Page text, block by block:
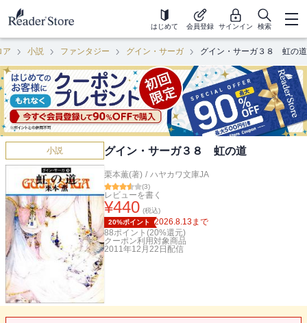
はじめて 会員登録 サインイン 検索
ア 小説 ファンタジー グイン・サーガ グイン・サーガ３８ 虹の道
小説 グイン・サーガ３８ 虹の道
栗本薫(著) / ハヤカワ文庫JA
(3)
レビューを書く
¥440 (税込)
20%ポイント
2026.8.13まで
88ポイント(20%還元)
クーポン利用対象商品
2011年12月22日 配信